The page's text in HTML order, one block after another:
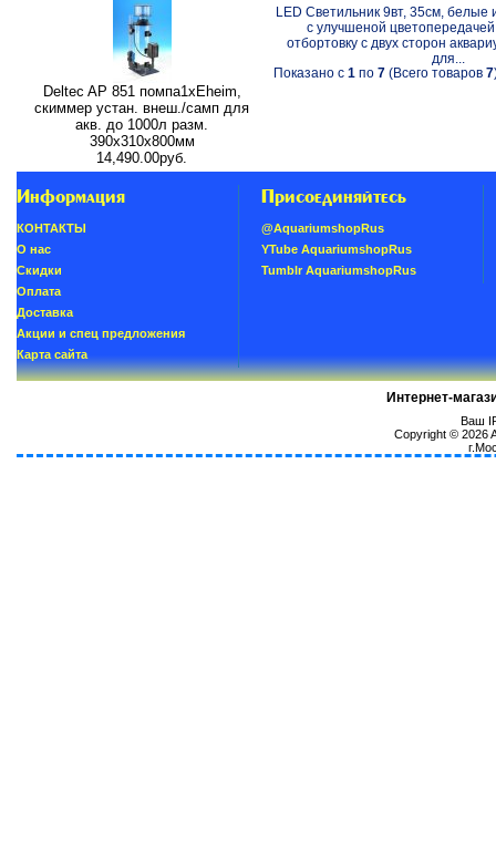
Deltec AP 851 помпа1xEheim,
скиммер устан. внеш./самп для
акв. до 1000л разм.
390х310х800мм
14,490.00руб.
LED Светильник 9вт, 35см, белые
с улучшеной
отбортовку с двух сторон
для...
Показано с 1по 7(Всего товаров 7
Информация
КОНТАКТЫ
О нас
Скидки
Oплатa
Доставка
Акции и спец предложения
Карта сайта
Присоединяйтесь
@AquariumshopRus
YTube AquariumshopRus
Tumblr AquariumshopRus
Интернет-
Ваш
Copyright © 2026